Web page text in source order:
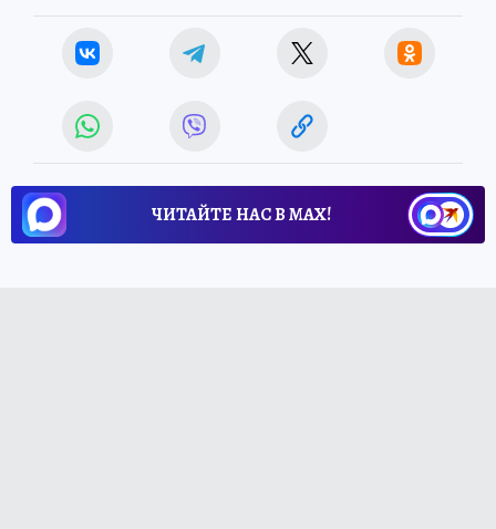
ЧИТАЙТЕ НАС В МАХ!